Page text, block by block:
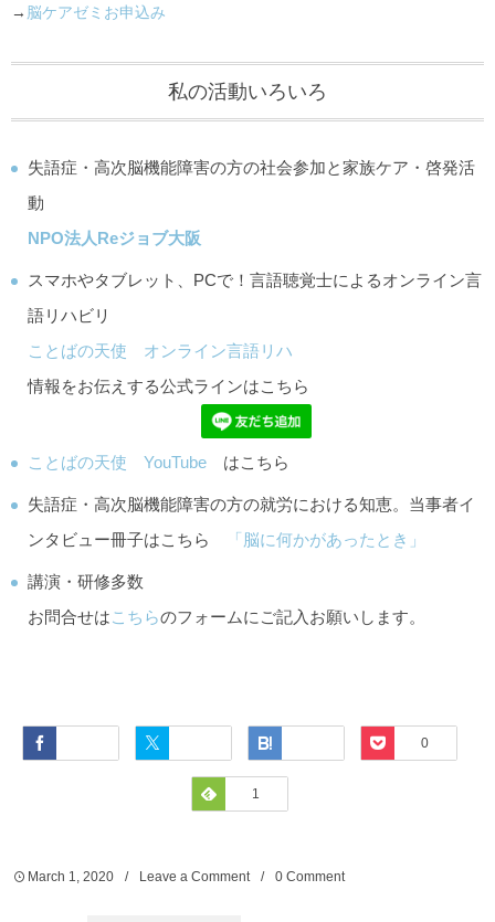
→ 脳ケアゼミお申込み
私の活動いろいろ
失語症・高次脳機能障害の方の社会参加と家族ケア・啓発活
動
NPO法人Reジョブ大阪
スマホやタブレット、PCで！言語聴覚士によるオンライン言
語リハビリ
ことばの天使 オンライン言語リハ
情報をお伝えする公式ラインはこちら
ことばの天使 YouTube はこちら
失語症・高次脳機能障害の方の就労における知恵。当事者イ
ンタビュー冊子はこちら
「脳に何かがあったとき」
講演・研修多数
お問合せはこちらのフォームにご記入お願いします。
Pocket
0
Feedly
1
March 1,2020 Leave a Comment 0 Comment